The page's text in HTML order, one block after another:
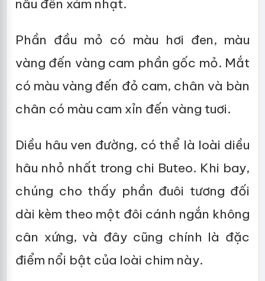
nâu đến xám nhạt.
Phần đầu mỏ có màu hơi đen, màu
vàng đến vàng cam phần gốc mỏ. Mắt
có màu vàng đến đỏ cam, chân và bàn
chân có màu cam xỉn đến vàng tuơi.
Diều hâu ven đường, có thể là loài diều
hâu nhỏ nhất trong chi Buteo. Khi bay,
chúng cho thấy phần đuôi tương đối
dài kèm theo một đôi cánh ngắn không
cân xứng, và đây cũng chính là đặc
điểm nổi bật của loài chim này.